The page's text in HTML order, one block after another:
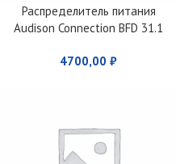
Распределитель питания
Audison Connection BFD 31.1
4700,00 ₽